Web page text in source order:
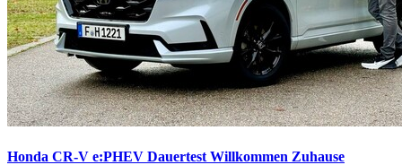
Honda CR-V e:PHEV Dauertest Willkommen Zuhause